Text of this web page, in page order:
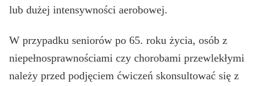
lub dużej intensywności aerobowej.
W przypadku seniorów po 65. roku życia, osób z
niepełnosprawnościami czy chorobami przewlekłymi
należy przed podjęciem ćwiczeń skonsultować się z